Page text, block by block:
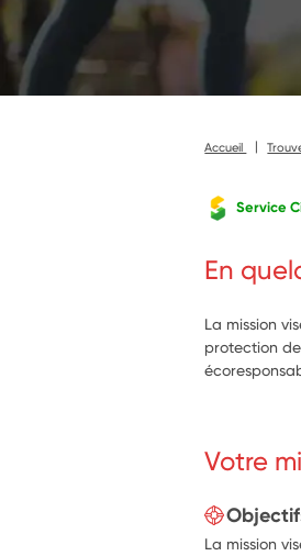
Accueil
Service
En
La mission
protection
Votre
La mission